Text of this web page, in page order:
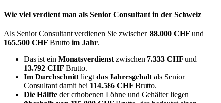
Wie viel verdient man als Senior Consultant in der Schweiz
Als Senior Consultant verdienen Sie zwischen 88.000 CHF und
165.500 CHF Brutto im Jahr.
Das ist ein Monatsverdienst zwischen 7.333 CHF und
13.792 CHF Brutto.
Im Durchschnitt liegt das Jahresgehalt als Senior
Consultant damit bei 114.586 CHF Brutto.
Die Hälfte der erhobenen Löhne und Gehälter liegen